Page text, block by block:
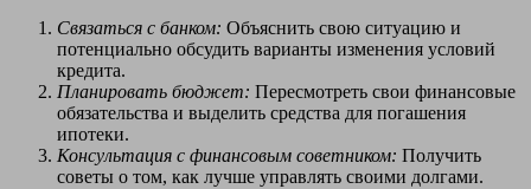
Связаться с банком: Объяснить свою ситуацию и
потенциально обсудить варианты изменения условий
кредита.
Планировать бюджет: Пересмотреть свои финансовые
обязательства и выделить средства для погашения
ипотеки.
Консультация с финансовым советником: Получить
советы о том, как лучше управлять своими долгами.